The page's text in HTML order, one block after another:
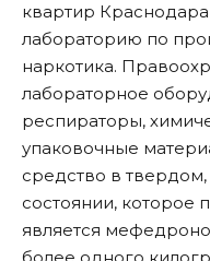
квартир
лабораторию по
наркотика.
лабораторное
респираторы,
упаковочные
средство в
состоянии, которое
является